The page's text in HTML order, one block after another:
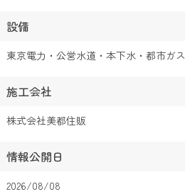
設備
東京電力・公営水道・本下水・都市ガス
施工会社
株式会社美都住販
情報公開日
2026/08/08